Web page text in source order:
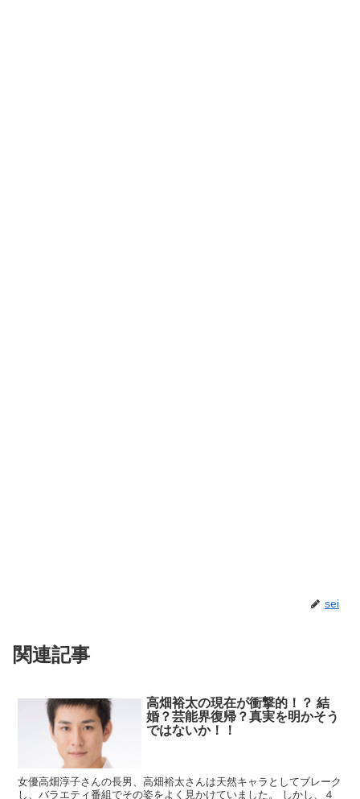
sei
関連記事
高畑裕太の現在が衝撃的！？ 結
婚？芸能界復帰？真実を明かそう
ではないか！！
女優高畑淳子さんの長男、高畑裕太さんは天然キャラとしてブレーク
し、バラエティ番組でその姿をよく見かけていました。 しかし、４